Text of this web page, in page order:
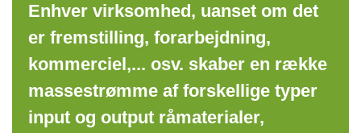
Enhver virksomhed, uanset om det
er fremstilling, forarbejdning,
kommerciel,... osv. skaber en række
massestrømme af forskellige typer
input og output råmaterialer,